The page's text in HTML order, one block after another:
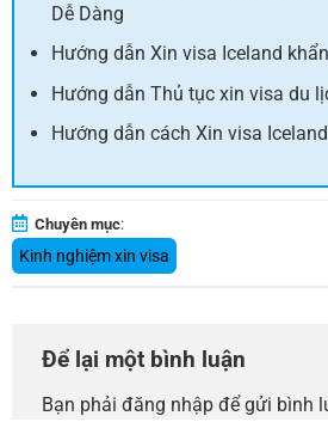
Dễ Dàng
Hướng dẫn Xin visa Iceland
Hướng dẫn Thủ tục xin visa du
Hướng dẫn cách Xin visa
Chuyên mục:
Kinh nghiệm xin visa
Để lại một bình luận
Bạn phải đăng nhập để gửi bình